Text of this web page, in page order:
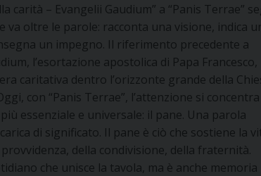
carità – Evangelii Gaudium” a “Panis Terrae”
va oltre le parole: racconta una visione, indica
un impegno. Il riferimento precedente a
l’esortazione apostolica di Papa Francesco,
caritativa dentro l’orizzonte grande della
con “Panis Terrae”, l’attenzione si
essenziale e universale: il pane. Una parola
di significato. Il pane è ciò che sostiene la
della condivisione, della fraternità.
che unisce la tavola, ma è anche memoria